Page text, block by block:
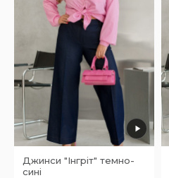
Джинси "Інгріт" темно-
сині